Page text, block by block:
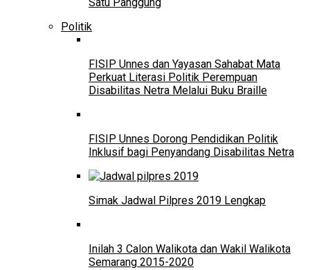
Satu Panggung
Politik
FISIP Unnes dan Yayasan Sahabat Mata
Perkuat Literasi Politik Perempuan
Disabilitas Netra Melalui Buku Braille
FISIP Unnes Dorong Pendidikan Politik
Inklusif bagi Penyandang Disabilitas Netra
Simak Jadwal Pilpres 2019 Lengkap
Inilah 3 Calon Walikota dan Wakil Walikota
Semarang 2015-2020